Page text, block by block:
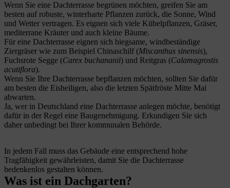
Wenn Sie eine Dachterrasse begrünen möchten, greifen Sie am
besten auf robuste, winterharte Pflanzen zurück, die Sonne, Wind
und Wetter vertragen. Es eignen sich viele Kübelpflanzen, Gräser,
mediterrane Kräuter und auch kleine Bäume.
Für eine Dachterrasse eignen sich biegsame, windbeständige
Ziergräser wie zum Beispiel Chinaschilf (Miscanthus sinensis),
Fuchsrote Segge (Carex buchananii) und Reitgras (Calamagrostis
acutiflora).
Wenn Sie Ihre Dachterrasse bepflanzen möchten, sollten Sie dafür
am besten die Eisheiligen, also die letzten Spätfröste Mitte Mai
abwarten.
Ja, wer in Deutschland eine Dachterrasse anlegen möchte, benötigt
dafür in der Regel eine Baugenehmigung. Erkundigen Sie sich
daher unbedingt bei Ihrer kommunalen Behörde.
In jedem Fall muss das Gebäude eine entsprechend hohe
Tragfähigkeit gewährleisten, damit Sie die Dachterrasse
bedenkenlos gestalten können.
Was ist ein Dachgarten?